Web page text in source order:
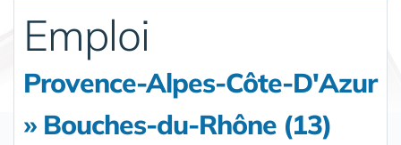
Emploi
Provence-Alpes-Côte-D'Azur
» Bouches-du-Rhône (13)